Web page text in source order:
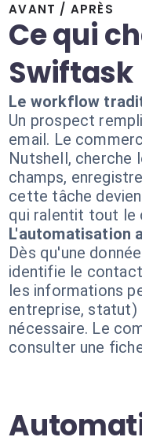
AVANT / APRÈS
Ce qui
Swiftask
Le workflow
Un prospect
email. Le
Nutshell, cherche
champs,
cette tâche
qui ralentit tout le
L'automatisation
Dès qu'une
identifie le
les informations
entreprise,
nécessaire. Le
consulter une